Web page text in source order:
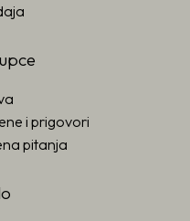
i prigovori
pitanja